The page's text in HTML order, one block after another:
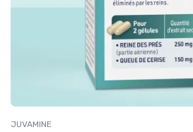
JUVAMINE